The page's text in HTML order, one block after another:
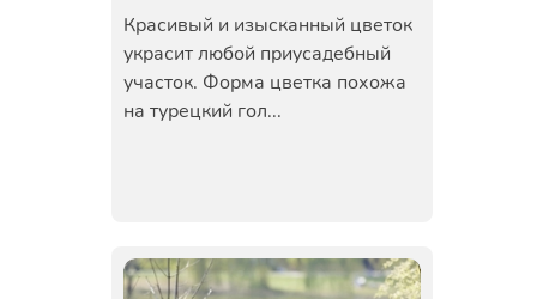
Красивый и изысканный цветок
украсит любой приусадебный
участок. Форма цветка похожа
на турецкий гол...